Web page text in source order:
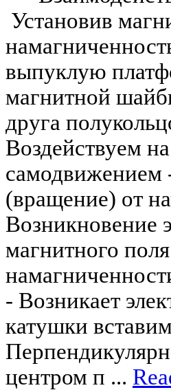
Установив
выпуклую
магнитной
друга
Воздействуем
самодвижением
(вращение) от
Возникновение
магнитного
- Возникает
катушки
центром п ...